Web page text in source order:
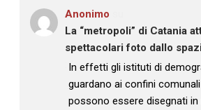
Anonimo
La “metropoli” di Catania
spettacolari foto dallo
: “
In effetti gli istituti di
guardano ai confini
possono essere disegnati in